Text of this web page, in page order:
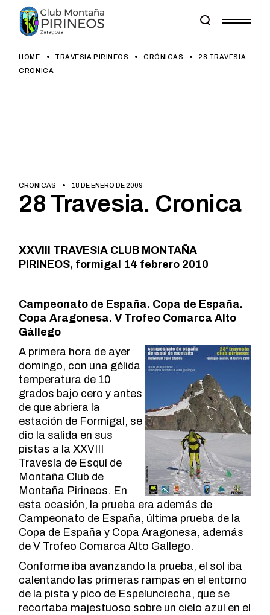
content
HOME TRAVESIA PIRINEOS CRÓNICAS
28 TRAVESIA.
CRONICA
CRÓNICAS 18 DE ENERO DE 2009
28 Travesia. Cronica
XXVIII TRAVESIA CLUB MONTAÑA
PIRINEOS, formigal 14 febrero 2010
Campeonato de España. Copa de España.
Copa Aragonesa. V Trofeo Comarca Alto
Gállego
A primera hora de ayer
domingo, con una gélida
temperatura de 10
grados bajo cero y antes
de que abriera la
estación de Formigal, se
dio la salida en sus
pistas a la XXVIII
Travesía de Esquí de
Montaña Club de
Montaña Pirineos. En
esta ocasión, la prueba era además de
Campeonato de España, última prueba de la
Copa de España y Copa Aragonesa, además
de V Trofeo Comarca Alto Gallego.
Conforme iba avanzando la prueba, el sol iba
calentando las primeras rampas en el entorno
de la pista y pico de Espelunciecha, que se
recortaba majestuoso sobre un cielo azul en el